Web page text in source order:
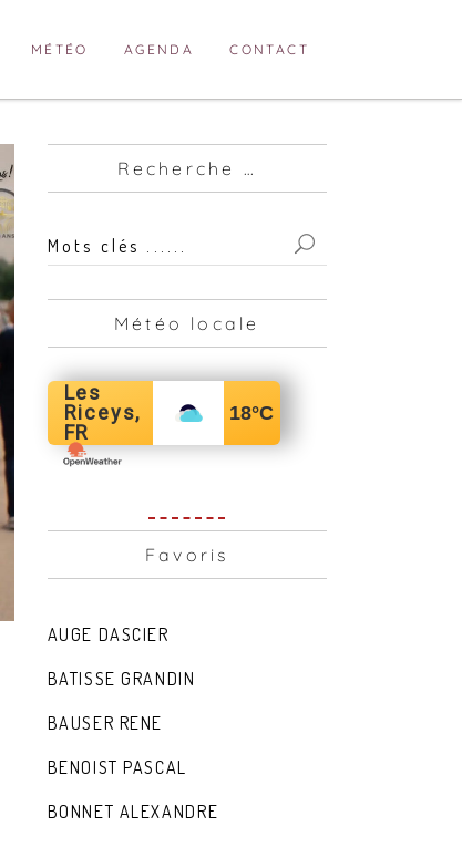
MÉTÉO AGENDA CONTACT
Recherche …
Mots
clés
...
Météo locale
Les
Riceys,
FR
18°C
Favoris
AUGE DASCIER
BATISSE GRANDIN
BAUSER RENE
BENOIST PASCAL
BONNET ALEXANDRE